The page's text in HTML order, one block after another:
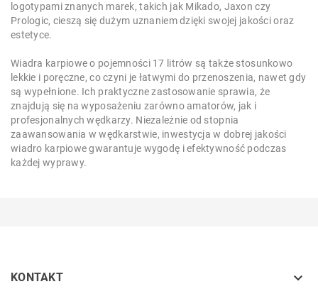
logotypami znanych marek, takich jak Mikado, Jaxon czy
Prologic, cieszą się dużym uznaniem dzięki swojej jakości oraz
estetyce.
Wiadra karpiowe o pojemności 17 litrów są także stosunkowo
lekkie i poręczne, co czyni je łatwymi do przenoszenia, nawet gdy
są wypełnione. Ich praktyczne zastosowanie sprawia, że
znajdują się na wyposażeniu zarówno amatorów, jak i
profesjonalnych wędkarzy. Niezależnie od stopnia
zaawansowania w wędkarstwie, inwestycja w dobrej jakości
wiadro karpiowe gwarantuje wygodę i efektywność podczas
każdej wyprawy.
KONTAKT 